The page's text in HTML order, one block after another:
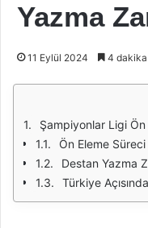
Yazma
11 Eylül 2024 4 dakika
Şampiyonlar Ligi Ön
Ön Eleme
Destan Yazma
Türkiye